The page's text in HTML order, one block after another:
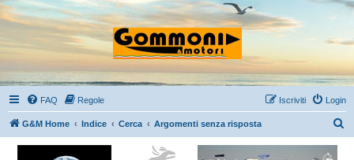
FAQ Regole Login
Iscriviti
G&M Home Indice Cerca Argomenti senza risposta